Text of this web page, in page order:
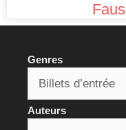
Genres
Auteurs